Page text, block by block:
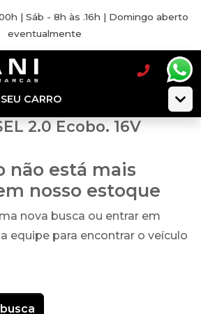
| Sáb - 8h às .16h | Domingo aberto
eventualmente
CARRO
2.0 Ecobo. 16V
não está mais
nosso estoque
nova busca ou entrar em
equipe para encontrar o veículo